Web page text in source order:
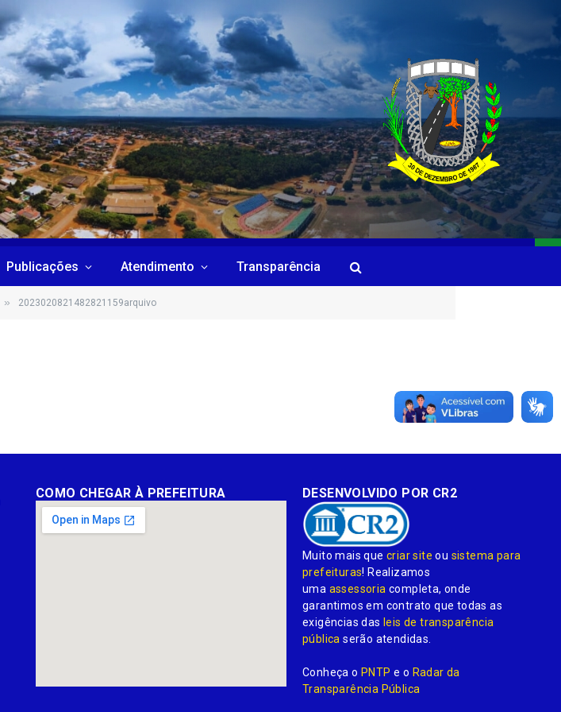
Publicações Atendimento Transparência
» 2023020821482821159arquivo
COMO CHEGAR À PREFEITURA DESENVOLVIDO POR CR2
Muito mais quecriar site ou sistema para
prefeituras! Realizamos
uma assessoria completa, onde
garantimos em contrato que todas as
exigências dasleis de transparência
pública serão atendidas.
Conheça oPNTP e o Radar da
Transparência Pública